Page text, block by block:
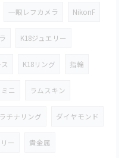
一眼レフカメラ NikonF
K18ジュエリー
K18リング 指輪
ミニ ラムスキン
チナリング ダイヤモンド
ー 貴金属